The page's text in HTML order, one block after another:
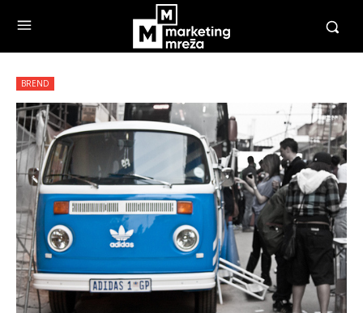
BREND